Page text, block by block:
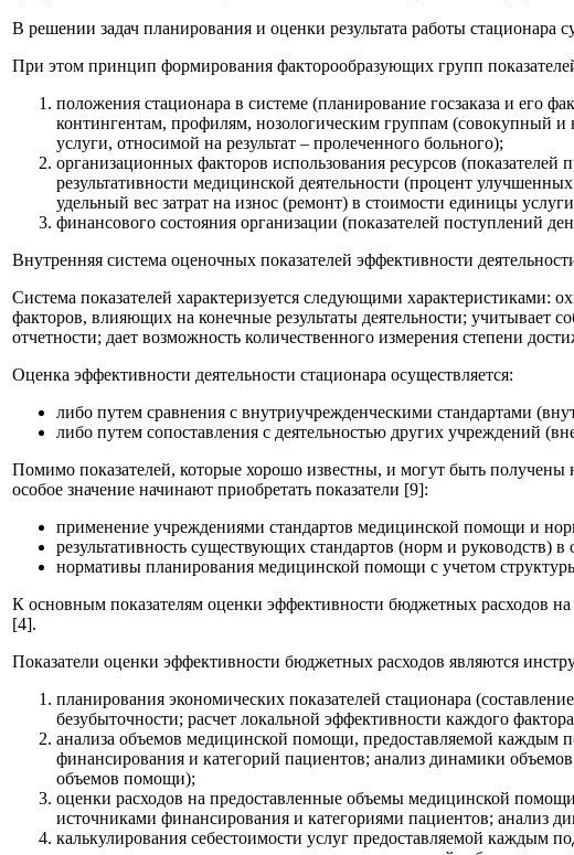
В решении задач планирования и оценки результата работы
При этом принцип формирования факторообразующих групп
положения стационара в системе (планирование госзаказа и его
контингентам, профилям, нозологическим группам (совокупный
услуги, относимой на результат – пролеченного больного);
организационных факторов использования ресурсов (показателей
результативности медицинской деятельности (процент
удельный вес затрат на износ (ремонт) в стоимости единицы
финансового состояния организации (показателей поступлений
Внутренняя система оценочных показателей эффективности
Система показателей характеризуется следующими характеристиками:
факторов, влияющих на конечные результаты деятельности; учитывает
отчетности; дает возможность количественного измерения степени
Оценка эффективности деятельности стационара осуществляется:
либо путем сравнения с внутриучрежденческими стандартами
либо путем сопоставления с деятельностью других учреждений
Помимо показателей, которые хорошо известны, и могут быть получены
особое значение начинают приобретать показатели [9]:
применение учреждениями стандартов медицинской помощи и
результативность существующих стандартов (норм и руководств)
нормативы планирования медицинской помощи с учетом
К основным показателям оценки эффективности бюджетных расходов на
[4].
Показатели оценки эффективности бюджетных расходов являются
планирования экономических показателей стационара
безубыточности; расчет локальной эффективности каждого
анализа объемов медицинской помощи, предоставляемой каждым
финансирования и категорий пациентов; анализ динамики
объемов помощи);
оценки расходов на предоставленные объемы медицинской
источниками финансирования и категориями пациентов; анализ
калькулирования себестоимости услуг предоставляемой каждым